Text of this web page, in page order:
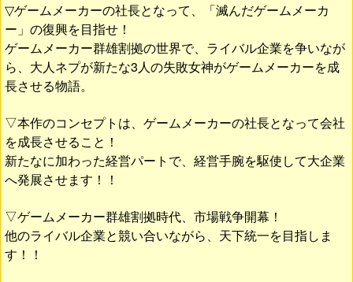
▽ゲームメーカーの社長となって、「滅んだゲームメーカ
ー」の復興を目指せ！
ゲームメーカー群雄割拠の世界で、ライバル企業を争いなが
ら、大人ネプが新たな3人の失敗女神がゲームメーカーを成
長させる物語。
▽本作のコンセプトは、ゲームメーカーの社長となって会社
を成長させること！
新たなに加わった経営パートで、経営手腕を駆使して大企業
へ発展させます！！
▽ゲームメーカー群雄割拠時代、市場戦争開幕！
他のライバル企業と競い合いながら、天下統一を目指しま
す！！